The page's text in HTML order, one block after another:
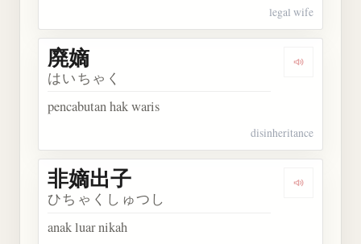
legal wife
Dengarkan
廃嫡
はいちゃく
pencabutan hak waris
disinheritance
Dengarkan
非嫡出子
ひちゃくしゅつし
anak luar nikah